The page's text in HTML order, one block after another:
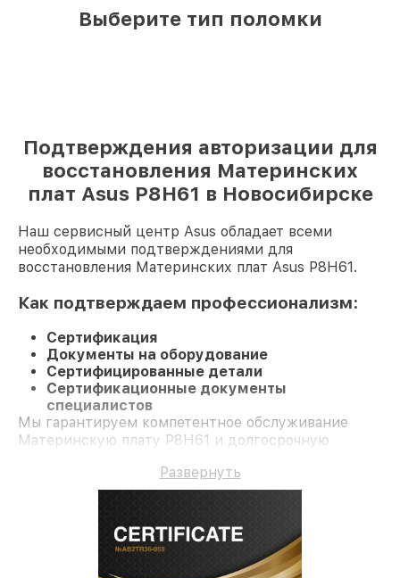
Выберите тип поломки
Подтверждения авторизации для
восстановления Материнских
плат Asus P8H61 в Новосибирске
Наш сервисный центр Asus обладает всеми
необходимыми подтверждениями для
восстановления Материнских плат Asus P8H61.
Как подтверждаем профессионализм:
Сертификация
Документы на оборудование
Сертифицированные детали
Сертификационные документы
специалистов
Мы гарантируем компетентное обслуживание
Материнскую плату P8H61 и долгосрочную
Развернуть